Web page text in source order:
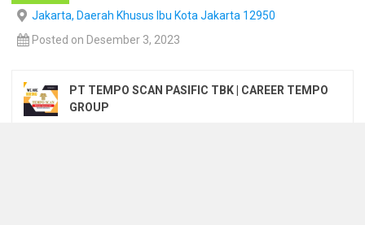
Jakarta, Daerah Khusus Ibu Kota Jakarta 12950
Posted on Desember 3, 2023
PT TEMPO SCAN PASIFIC TBK | CAREER TEMPO
GROUP